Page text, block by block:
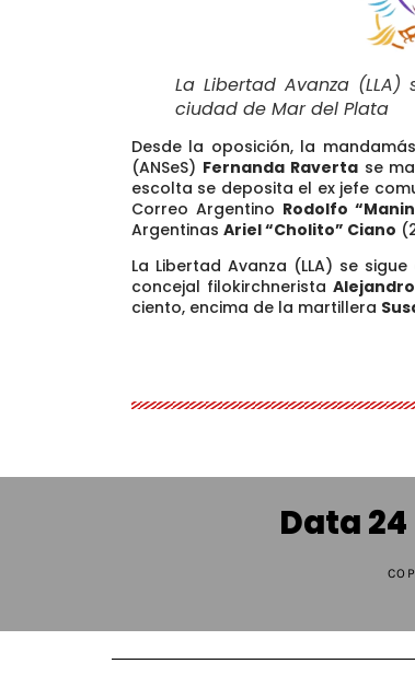
La Libertad Avanza
ciudad de Mar del Plata
Desde la oposición, la
(ANSeS) Fernanda Ravertase
escolta se deposita el ex jefe
Correo Argentino Rodolfo
Argentinas Ariel “Cholito” Ciano
La Libertad Avanza (LLA) se
concejal filokirchnerista
ciento, encima de la martillera
Data 24